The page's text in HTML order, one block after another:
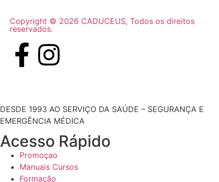
Copyright © 2026 CADUCEUS, Todos os direitos
reservados.
DESDE 1993 AO SERVIÇO DA SAÚDE – SEGURANÇA E
EMERGÊNCIA MÉDICA
Acesso Rápido
Promoçao
Manuais Cursos
Formação